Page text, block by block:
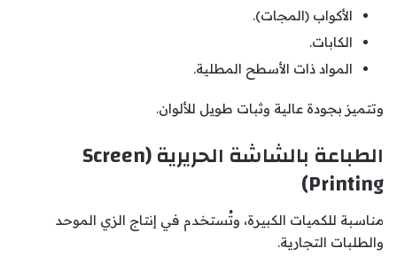
الأكواب (المجات).
الكابات.
المواد ذات الأسطح المطلية.
وتتميز بجودة عالية وثبات طويل للألوان.
الطباعة بالشاشة الحريرية (Screen
Printing)
مناسبة للكميات الكبيرة، وتُستخدم في إنتاج الزي الموحد
والطلبات التجارية.